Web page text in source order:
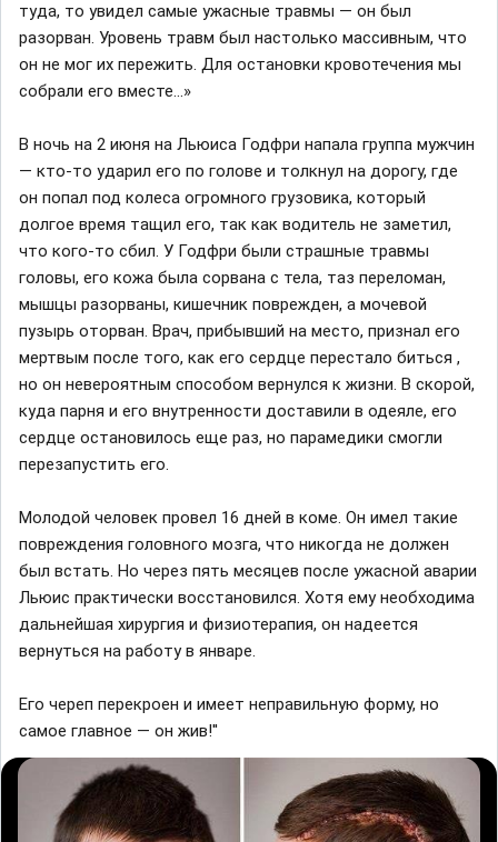
туда, то увидел самые ужасные травмы — он был
разорван. Уровень травм был настолько массивным, что
он не мог их пережить. Для остановки кровотечения мы
собрали его вместе...»
В ночь на 2 июня на Льюиса Годфри напала группа мужчин
— кто-то ударил его по голове и толкнул на дорогу, где
он попал под колеса огромного грузовика, который
долгое время тащил его, так как водитель не заметил,
что кого-то сбил. У Годфри были страшные травмы
головы, его кожа была сорвана с тела, таз переломан,
мышцы разорваны, кишечник поврежден, а мочевой
пузырь оторван. Врач, прибывший на место, признал его
мертвым после того, как его сердце перестало биться ,
но он невероятным способом вернулся к жизни. В скорой,
куда парня и его внутренности доставили в одеяле, его
сердце остановилось еще раз, но парамедики смогли
перезапустить его.
Молодой человек провел 16 дней в коме. Он имел такие
повреждения головного мозга, что никогда не должен
был встать. Но через пять месяцев после ужасной аварии
Льюис практически восстановился. Хотя ему необходима
дальнейшая хирургия и физиотерапия, он надеется
вернуться на работу в январе.
Его череп перекроен и имеет неправильную форму, но
самое главное — он жив!''